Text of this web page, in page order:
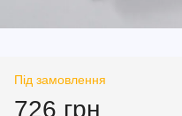
Під замовлення
726 грн